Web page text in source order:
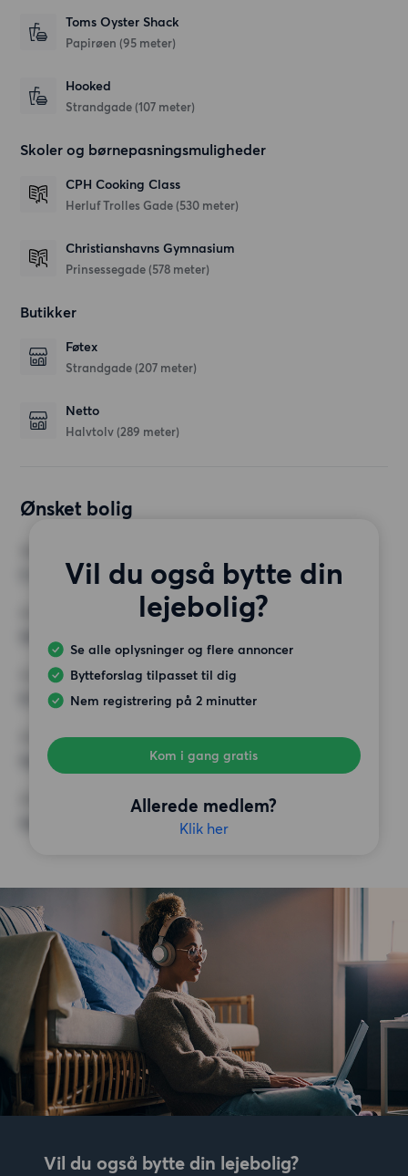
Toms Oyster Shack
Papirøen (95 meter)
Hooked
Strandgade (107 meter)
Skoler og børnepasningsmuligheder
CPH Cooking Class
Herluf Trolles Gade (530 meter)
Christianshavns Gymnasium
Prinsessegade (578 meter)
Butikker
Føtex
Strandgade (207 meter)
Netto
Halvtolv (289 meter)
Ønsket bolig
Vil du også bytte din
lejebolig?
Se alle oplysninger og flere annoncer
Bytteforslag tilpasset til dig
Nem registrering på 2 minutter
Kom i gang gratis
Allerede medlem?
Klik her
2 værelser
MIN. ANTAL KVADRATMETER
MAX HUSLEJE
6 500 kr.
Ingen særlige krav
ØVRIGE PRÆFERENCER
Ingen særlige præferencer
Vil du også bytte din lejebolig?